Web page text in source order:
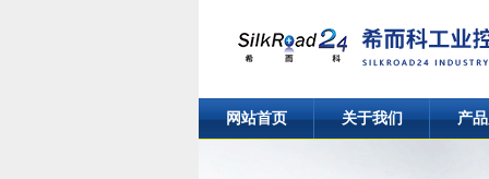
网站首页 关于我们 产